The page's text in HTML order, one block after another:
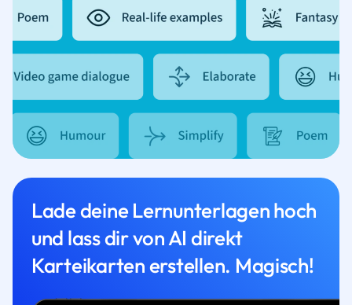
Lade deine Lernunterlagen hoch
und lass dir von AI direkt
Karteikarten erstellen. Magisch!